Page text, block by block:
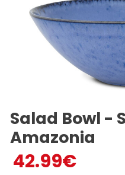
Salad Bowl -
Amazonia
42.99€